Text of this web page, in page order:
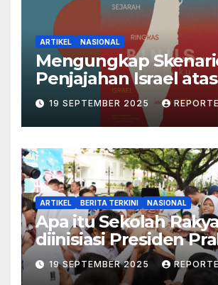
ARTIKEL NASIONAL
Mengungkap
Penjajahan Israel atas
Palestina dalam Buku
Pappé
19 SEPTEMBER 2025
ARTIKEL BERITA TERKINI NASIONAL
Apa itu Sekolah
diinisiasi Presiden
19 SEPTEMBER 2025